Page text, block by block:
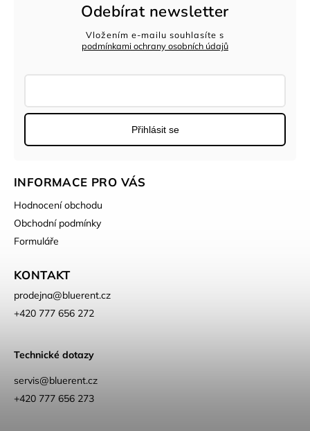
Odebírat newsletter
Vložením e-mailu souhlasíte s
podmínkami ochrany osobních údajů
Přihlásit se
INFORMACE PRO VÁS
Hodnocení obchodu
Obchodní podmínky
Formuláře
KONTAKT
prodejna@bluerent.cz
+420 777 656 272
Technické dotazy
servis@bluerent.cz
+420 777 656 273